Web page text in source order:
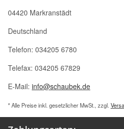
04420 Markranstädt
Deutschland
Telefon: 034205 6780
Telefax: 034205 67829
E-Mail: info@schaubek.de
* Alle Preise inkl. gesetzlicher MwSt., zzgl.